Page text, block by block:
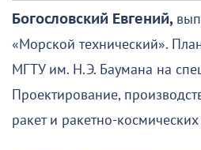
Богословский Евгений,
«Морской технический».
МГТУ им. Н.Э. Баумана на
Проектирование,
ракет и ракетно-